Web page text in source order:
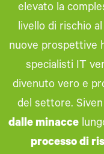
elevato la
livello di rischio
nuove prospettive
specialisti IT
divenuto vero e
del settore.
dalle minacce
processo di